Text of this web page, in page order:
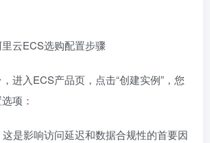
云ECS选购配置步骤
进入ECS产品页，点击“创建实例”，您
项：
是影响访问延迟和数据合规性的首要因